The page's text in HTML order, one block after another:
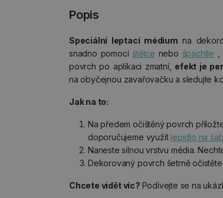
Popis
Speciální leptací médium na
snadno pomocí štětce nebo špachtle
povrch po aplikaci zmatní, efekt je
na obyčejnou zavařovačku a sledujte
Jak na to:
Na předem očištěný povrch
doporučujeme využít lepidlo na
Naneste silnou vrstvu média.
Dekorovaný povrch šetrně
Chcete vidět víc? Podívejte se na